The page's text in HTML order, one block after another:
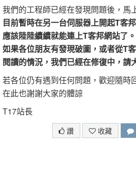
我們的工程師已經在發現問題後，馬
目前暫時在另一台伺服器上開起T客
應該陸陸續續就能連上T客邦網站了。
如果各位朋友有發現破圖，或者從T
閱讀的情況，我們已經在修復中，請
若各位仍有遇到任何問題，歡迎隨時
在此也謝謝大家的體諒
T17站長
讚 收藏